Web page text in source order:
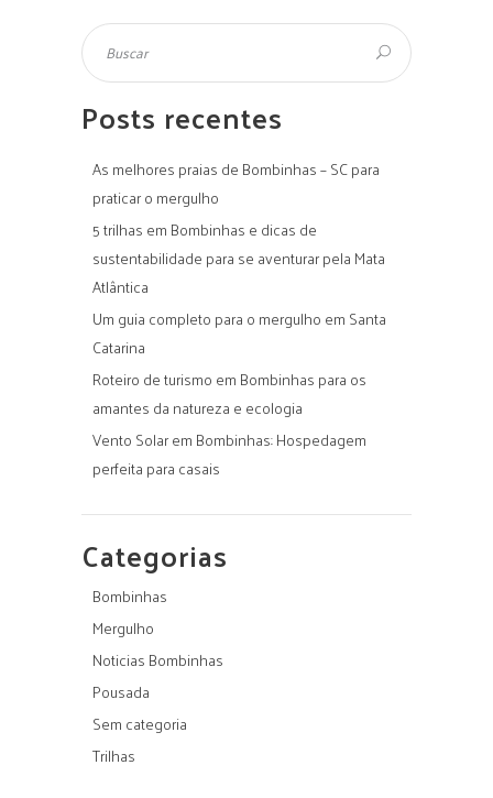
Posts recentes
As melhores praias de Bombinhas – SC para
praticar o mergulho
5 trilhas em Bombinhas e dicas de
sustentabilidade para se aventurar pela Mata
Atlântica
Um guia completo para o mergulho em Santa
Catarina
Roteiro de turismo em Bombinhas para os
amantes da natureza e ecologia
Vento Solar em Bombinhas: Hospedagem
perfeita para casais
Categorias
Bombinhas
Mergulho
Noticias Bombinhas
Pousada
Sem categoria
Trilhas